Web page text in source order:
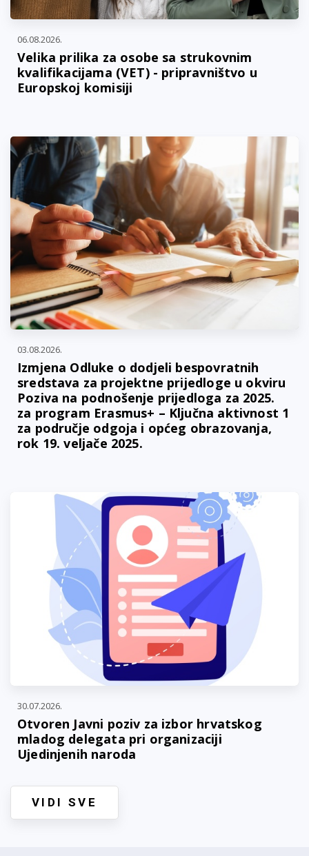
06.08.2026.
Velika prilika za osobe sa strukovnim
kvalifikacijama (VET) - pripravništvo u
Europskoj komisiji
03.08.2026.
Izmjena Odluke o dodjeli bespovratnih
sredstava za projektne prijedloge u okviru
Poziva na podnošenje prijedloga za 2025.
za program Erasmus+ – Ključna aktivnost 1
za područje odgoja i općeg obrazovanja,
rok 19. veljače 2025.
30.07.2026.
Otvoren Javni poziv za izbor hrvatskog
mladog delegata pri organizaciji
Ujedinjenih naroda
VIDI SVE